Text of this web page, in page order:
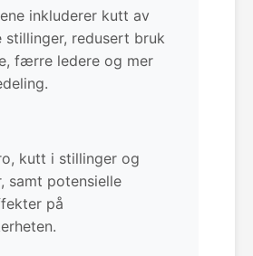
inkluderer kutt av
stillinger, redusert bruk
færre ledere og mer
kutt i stillinger og
samt potensielle
på